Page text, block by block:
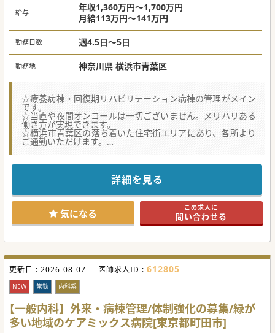
給与
年収1,360万円～1,700万円
月給113万円～141万円
勤務日数 週4.5日～5日
勤務地 神奈川県 横浜市青葉区
☆療養病棟・回復期リハビリテーション病棟の管理がメイン
です。
☆当直や夜間オンコールは一切ございません。メリハリある
働き方が実現できます。
☆横浜市青葉区の落ち着いた住宅街エリアにあり、各所より
ご通勤いただけます。
大手グループ傘下の療養病院なので経営がしっかりしてお
り、福利厚生が充実しています。
院長やスタッフの関係も良く、明るく親しみやすい雰囲気で
す。
育児休暇や託児所などの設備もありますので、子育て中の先
生に特におすすめです。
当直、OC無しでも可能なので、メリハリのある勤務をご希
望の先生も、ぜひお問合せください！
#年度内入職可 #秋入職可
詳細を見る
気になる この求人に
問い合わせる
更新日 : 2026-08-07 医師求人ID : 612805
NEW 常勤 内科系
【一般内科】外来・病棟管理/体制強化の募集/緑が
多い地域のケアミックス病院[東京都町田市]